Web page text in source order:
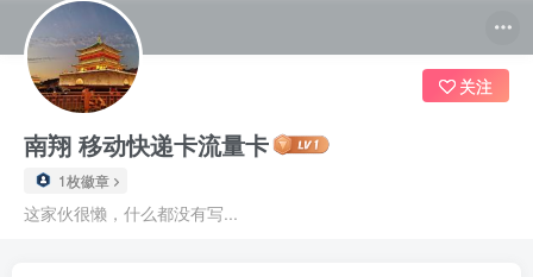
南翔 移动快递卡流量卡
1枚徽章
这家伙很懒，什么都没有写...
关注